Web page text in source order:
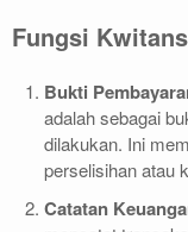
Fungsi
Bukti
adalah sebagai
dilakukan. Ini
perselisihan atau
Catatan